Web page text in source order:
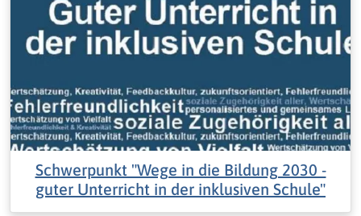
Schwerpunkt "Wege in die Bildung 2030 -
guter Unterricht in der inklusiven Schule"